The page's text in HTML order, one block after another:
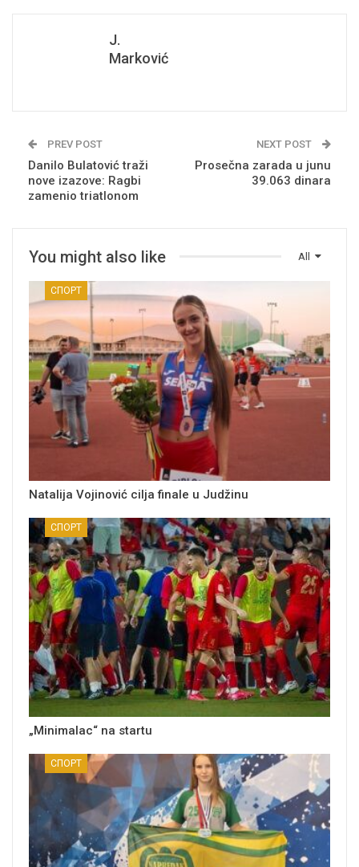
J.
Marković
PREV POST
Danilo Bulatović traži
nove izazove: Ragbi
zamenio triatlonom
NEXT POST
Prosečna zarada u junu
39.063 dinara
All
You might also like
СПОРТ
Natalija Vojinović cilja finale u Judžinu
СПОРТ
„Minimalac“ na startu
СПОРТ